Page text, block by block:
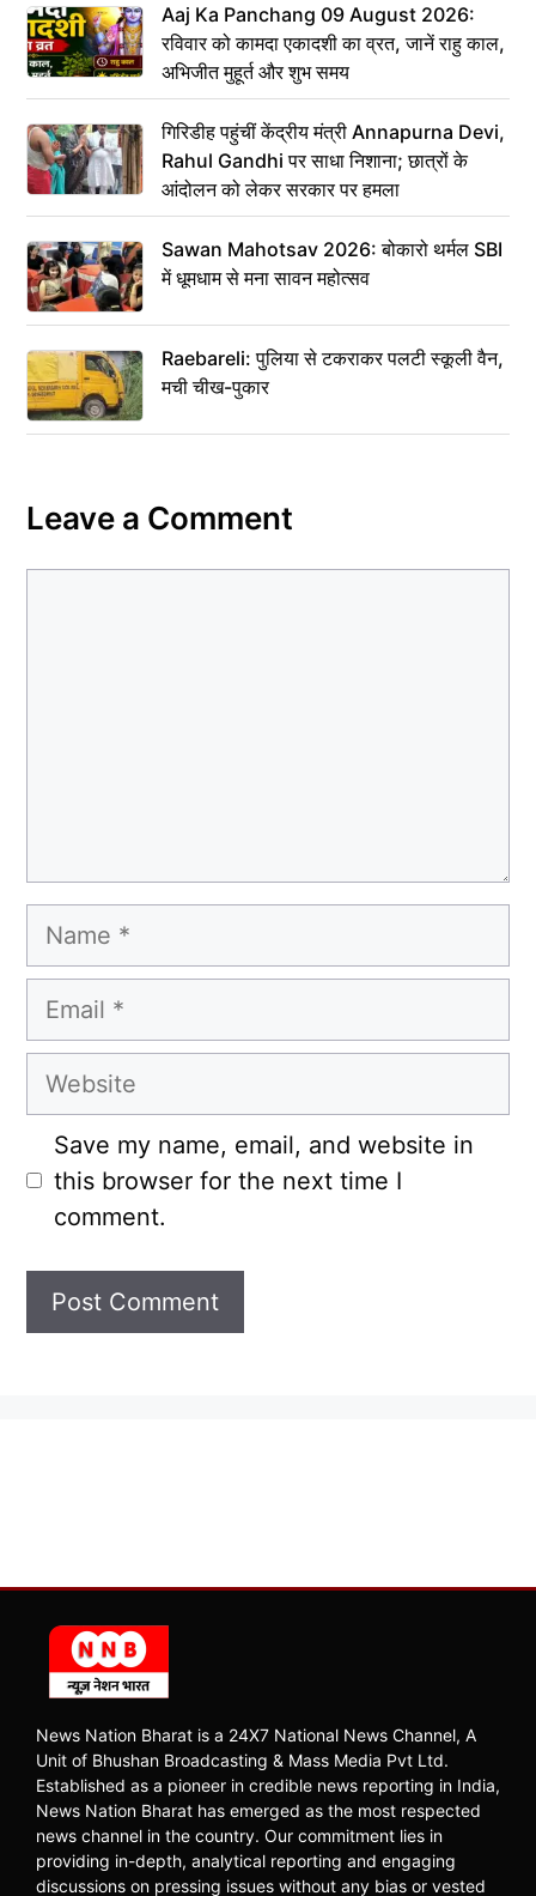
Aaj Ka Panchang 09 August 2026:
रविवार को कामदा एकादशी का व्रत, जानें राहु काल,
अभिजीत मुहूर्त और शुभ समय
गिरिडीह पहुंचीं केंद्रीय मंत्री Annapurna Devi,
Rahul Gandhi पर साधा निशाना; छात्रों के
आंदोलन को लेकर सरकार पर हमला
Sawan Mahotsav 2026: बोकारो थर्मल SBI
में धूमधाम से मना सावन महोत्सव
Raebareli: पुलिया से टकराकर पलटी स्कूली वैन,
मची चीख-पुकार
Leave a Comment
Name
Email
Website
Save my name, email, and website in
this browser for the next time I
comment.
News Nation Bharat is a 24X7 National News Channel, A
Unit of Bhushan Broadcasting & Mass Media Pvt Ltd.
Established as a pioneer in credible news reporting in India,
News Nation Bharat has emerged as the most respected
news channel in the country. Our commitment lies in
providing in-depth, analytical reporting and engaging
discussions on pressing issues without any bias or vested